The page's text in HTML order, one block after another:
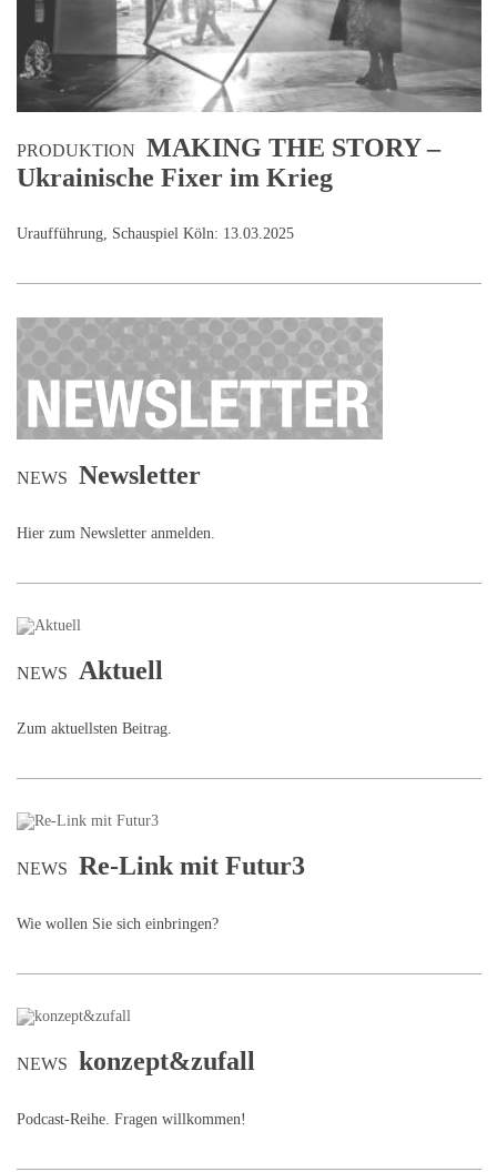
PRODUKTION
MAKING THE STORY –
Ukrainische Fixer im Krieg
Uraufführung, Schauspiel Köln: 13.03.2025
NEWS Newsletter
Hier zum Newsletter anmelden.
NEWS Aktuell
Zum aktuellsten Beitrag.
NEWS Re-Link mit Futur3
Wie wollen Sie sich einbringen?
NEWS konzept&zufall
Podcast-Reihe. Fragen willkommen!